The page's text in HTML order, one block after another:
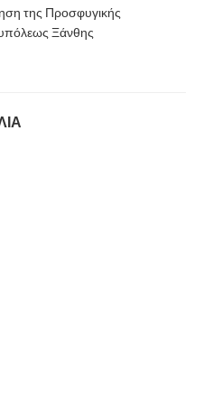
της Προσφυγικής
Ξάνθης